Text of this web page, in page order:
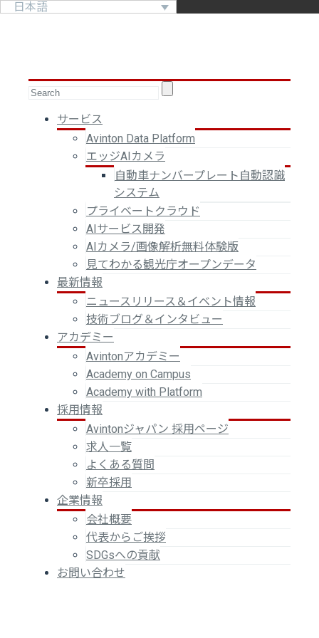
日本語
サービス
Avinton Data Platform
エッジAIカメラ
自動車ナンバープレート自動認識
システム
プライベートクラウド
AIサービス開発
AIカメラ/画像解析無料体験版
見てわかる観光庁オープンデータ
最新情報
ニュースリリース＆イベント情報
技術ブログ＆インタビュー
アカデミー
Avintonアカデミー
Academy on Campus
Academy with Platform
採用情報
Avintonジャパン 採用ページ
求人一覧
よくある質問
新卒採用
企業情報
会社概要
代表からご挨拶
SDGsへの貢献
お問い合わせ